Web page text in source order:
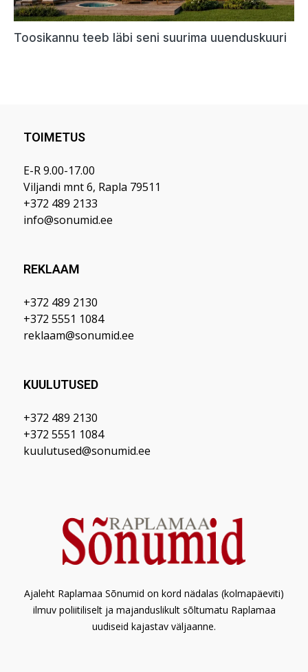
TOIMETUS
E-R 9.00-17.00
Viljandi mnt 6, Rapla 79511
+372 489 2133
info@sonumid.ee
REKLAAM
+372 489 2130
+372 5551 1084
reklaam@sonumid.ee
KUULUTUSED
+372 489 2130
+372 5551 1084
kuulutused@sonumid.ee
Ajaleht Raplamaa Sõnumid on kord nädalas (kolmapäeviti)
ilmuv poliitiliselt ja majanduslikult sõltumatu Raplamaa
uudiseid kajastav väljaanne.